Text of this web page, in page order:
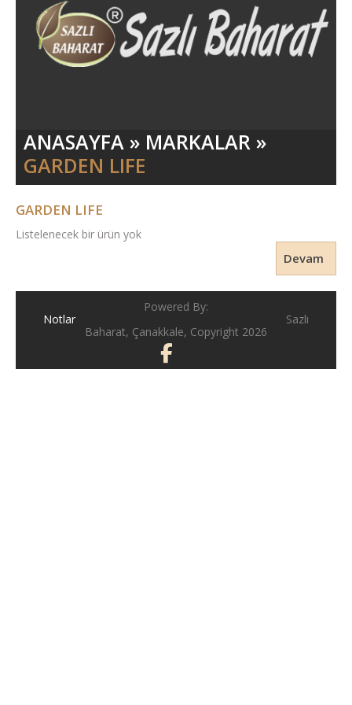
ANASAYFA » MARKALAR »
GARDEN LIFE
GARDEN LIFE
Listelenecek bir ürün yok
Devam
Powered By:
Notlar Sazlı
Baharat, Çanakkale, Copyright 2026